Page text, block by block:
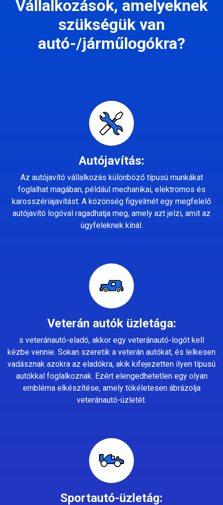
Vállalkozások, amelyeknek
szükségük van
autó-/járműlogókra?
Autójavítás:
Az autójavító vállalkozás különböző típusú munkákat
foglalhat magában, például mechanikai, elektromos és
karosszériajavítást. A közönség figyelmét egy megfelelő
autójavító logóval ragadhatja meg, amely azt jelzi, amit az
ügyfeleknek kínál.
Veterán autók üzletága:
s veteránautó-eladó, akkor egy veteránautó-logót kell
kézbe vennie. Sokan szeretik a veterán autókat, és lelkesen
vadásznak azokra az eladókra, akik kifejezetten ilyen típusú
autókkal foglalkoznak. Ezért elengedhetetlen egy olyan
embléma elkészítése, amely tökéletesen ábrázolja
veteránautó-üzletét.
Sportautó-üzletág: